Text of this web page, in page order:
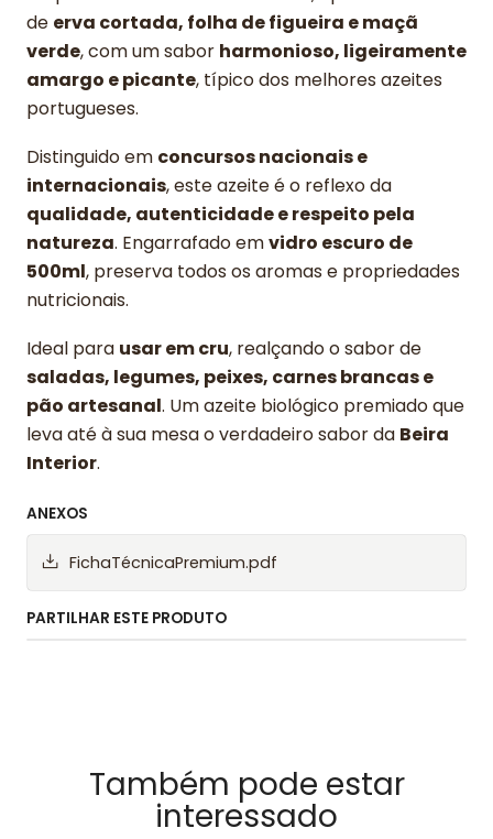
de erva cortada, folha de figueira e maçã
verde, com um sabor harmonioso, ligeiramente
amargo e picante, típico dos melhores azeites
portugueses.
Distinguido em concursos nacionais e
internacionais, este azeite é o reflexo da
qualidade, autenticidade e respeito pela
natureza. Engarrafado emvidro escuro de
500ml, preserva todos os aromas e propriedades
nutricionais.
Ideal para usar em cru, realçando o sabor de
saladas, legumes, peixes, carnes brancas e
pão artesanal. Um azeite biológico premiado que
leva até à sua mesa o verdadeiro sabor da Beira
Interior.
ANEXOS
FichaTécnicaPremium.pdf
PARTILHAR ESTE PRODUTO
Também pode estar
interessado